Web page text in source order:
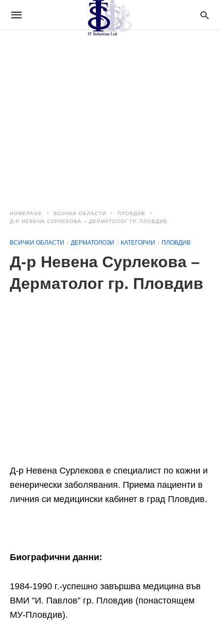
HOMEPAGE ВСИЧКИ ОБЛАСТИ
ПЛОВДИВ
Д-Р НЕВЕНА СУРЛЕКОВА – ДЕРМАТОЛОГ ГР. ПЛОВДИВ
ВСИЧКИ ОБЛАСТИ ДЕРМАТОЛОЗИ КАТЕГОРИИ ПЛОВДИВ
Д-р Невена Сурлекова –
Дерматолог гр. Пловдив
Д-р Невена Сурлекова е специалист по кожни и
венерически заболявания. Приема пациенти в
личния си медицински кабинет в град Пловдив.
Биографични данни:
1984-1990 г.-успешно завършва медицина във
ВМИ ”И. Павлов” гр. Пловдив (понастоящем
МУ-Пловдив).